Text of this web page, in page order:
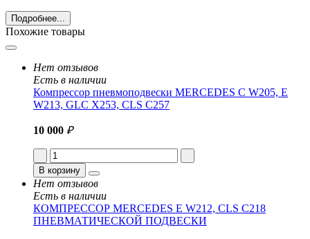
Подробнее...
Похожие товары
Нет отзывов
Есть в наличии
Компрессор пневмоподвески MERCEDES C W205, E
W213, GLC X253, CLS C257
10 000 ₽
В корзину
Нет отзывов
Есть в наличии
КОМПРЕССОР MERCEDES E W212 , CLS C218
ПНЕВМАТИЧЕСКОЙ ПОДВЕСКИ